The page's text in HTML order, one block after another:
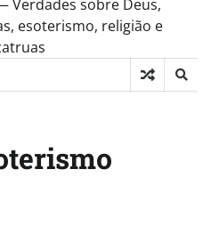
Verdades sobre Deus,
esoterismo, religião e